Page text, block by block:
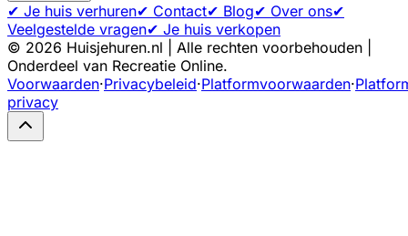
✔ Je huis verhuren✔ Contact✔ Blog✔ Over ons✔
Veelgestelde vragen✔ Je huis verkopen
© 2026 Huisjehuren.nl | Alle rechten voorbehouden |
Onderdeel van Recreatie Online.
Voorwaarden·Privacybeleid·Platformvoorwaarden·
privacy